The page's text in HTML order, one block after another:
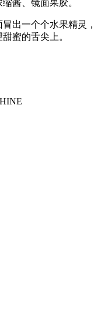
酱、镜面果胶。
出一个个水果精灵，
蜜的舌尖上。